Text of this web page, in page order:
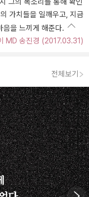
가치들을 일깨우고, 지금
음을 느끼게 해준다.
MD 송진경 (2017.03.31)
전체보기